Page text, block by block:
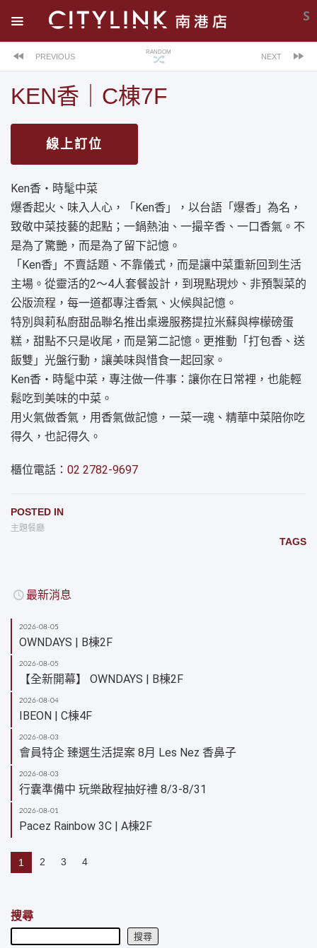
S
PREVIOUS
RANDOM
NEXT
KEN香｜C棟7F
線上訂位
Ken香・時髦中菜
爆香起火、味入人心，「Ken香」，以台語「爆香」為名，
致敬中菜技藝的起點；一鍋熱油、一撮辛香、一口香氣。不
是為了驚艷，而是為了留下記憶。
「Ken香」不賣話題、不靠儀式，而是讓中菜重新回到生活
主場。從靈活的2～4人套餐設計，到現點現炒、非預製菜的
公版流程，每一道都專注香氣、火候與記憶。
特別與莉私廚甜品聯名推出桌邊服務提拉米蘇與檸檬磅蛋
糕，甜點不只是收尾，而是第二記憶。更推動「打包香、送
飯雙」光盤行動，讓美味與惜食一起回家。
Ken香・時髦中菜，專注做一件事：讓你在日常裡，也能輕
鬆吃到美味的中菜。
用火氣做香氣，用香氣做記憶，一菜一魂、精華中菜陪你吃
得久，也記得久。
櫃位電話： 02 2782-9697
POSTED IN
主題餐廳
TAGS
最新消息
2026-08-05
OWNDAYS | B棟2F
2026-08-05
【全新開幕】 OWNDAYS | B棟2F
2026-08-04
IBEON | C棟4F
2026-08-03
會員特企 臻選生活提案 8月 Les Nez 香鼻子
2026-08-03
行囊準備中 玩樂啟程抽好禮 8/3-8/31
2026-08-01
Pacez Rainbow 3C | A棟2F
1 2 3 4
搜尋
搜尋